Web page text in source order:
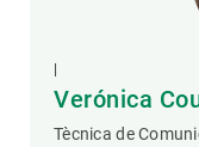
Verónica
Tècnica de